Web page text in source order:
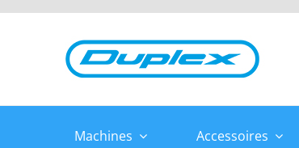
Ga
Machines Accessoires